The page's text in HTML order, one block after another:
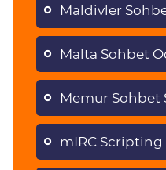
Maldivler
Malta Sohbet
Memur Sohbet
mIRC Scripting